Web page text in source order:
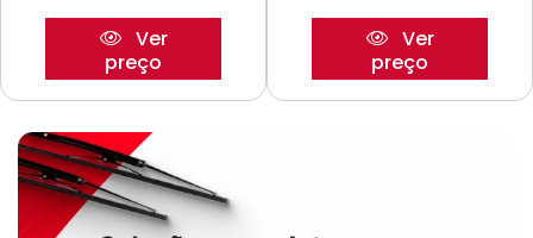
Ver
preço
Ver
preço